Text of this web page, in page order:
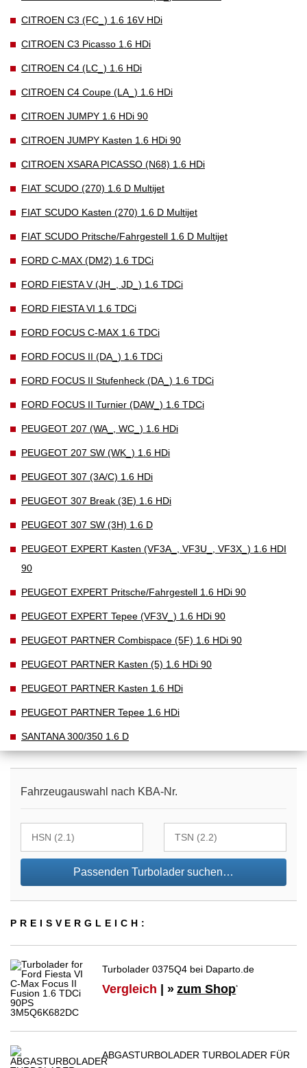
CITROEN C3 (FC_) 1.6 16V HDi
CITROEN C3 Picasso 1.6 HDi
CITROEN C4 (LC_) 1.6 HDi
CITROEN C4 Coupe (LA_) 1.6 HDi
CITROEN JUMPY 1.6 HDi 90
CITROEN JUMPY Kasten 1.6 HDi 90
CITROEN XSARA PICASSO (N68) 1.6 HDi
FIAT SCUDO (270) 1.6 D Multijet
FIAT SCUDO Kasten (270) 1.6 D Multijet
FIAT SCUDO Pritsche/Fahrgestell 1.6 D Multijet
FORD C-MAX (DM2) 1.6 TDCi
FORD FIESTA V (JH_, JD_) 1.6 TDCi
FORD FIESTA VI 1.6 TDCi
FORD FOCUS C-MAX 1.6 TDCi
FORD FOCUS II (DA_) 1.6 TDCi
FORD FOCUS II Stufenheck (DA_) 1.6 TDCi
FORD FOCUS II Turnier (DAW_) 1.6 TDCi
PEUGEOT 207 (WA_, WC_) 1.6 HDi
PEUGEOT 207 SW (WK_) 1.6 HDi
PEUGEOT 307 (3A/C) 1.6 HDi
PEUGEOT 307 Break (3E) 1.6 HDi
PEUGEOT 307 SW (3H) 1.6 D
PEUGEOT EXPERT Kasten (VF3A_, VF3U_, VF3X_) 1.6 HDI
90
PEUGEOT EXPERT Pritsche/Fahrgestell 1.6 HDi 90
PEUGEOT EXPERT Tepee (VF3V_) 1.6 HDi 90
PEUGEOT PARTNER Combispace (5F) 1.6 HDi 90
PEUGEOT PARTNER Kasten (5) 1.6 HDi 90
PEUGEOT PARTNER Kasten 1.6 HDi
PEUGEOT PARTNER Tepee 1.6 HDi
SANTANA 300/350 1.6 D
Fahrzeugauswahl nach KBA-Nr.
Passenden Turbolader suchen…
PREIS­VER­GLEICH:
Turbolader 0375Q4 bei Daparto.de
Vergleich | » zum Shop*
ABGASTURBOLADER TURBOLADER FÜR